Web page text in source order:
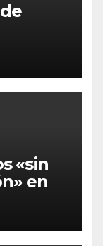
«sin
en